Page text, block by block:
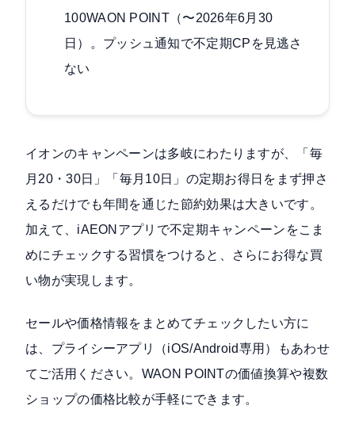
100WAON POINT（〜2026年6月30
日）。プッシュ通知で不定期CPを見逃さ
ない
イオンのキャンペーンは多岐にわたりますが、「毎
月20・30日」「毎月10日」の定期お得日をまず押さ
えるだけでも年間を通じた節約効果は大きいです。
加えて、iAEONアプリで不定期キャンペーンをこま
めにチェックする習慣をつけると、さらにお得な買
い物が実現します。
セールや価格情報をまとめてチェックしたい方に
は、プライシーアプリ（iOS/Android専用）もあわせ
てご活用ください。WAON POINTの価値換算や複数
ショップの価格比較が手軽にできます。